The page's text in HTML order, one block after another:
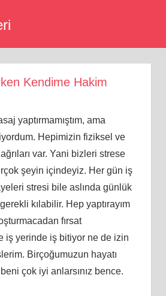
Kendime Hakim
yaptırmamıştım, ama
Hepimizin fiziksel ve
var. Yani bizleri strese
şeyin içindeyiz. Her gün iş
stresi bile aslında günlük
kılabilir. Hep yaptırayım
fırsat
iş yerinde iş bitiyor ne de izin
Birçoğumuzun hayatı
çok iyi anlarsınız bence.